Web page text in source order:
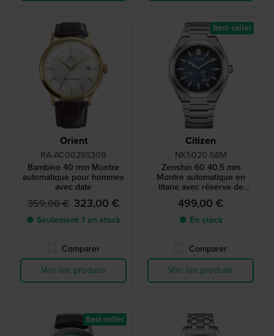
Orient
RA-AC0028S30B
Bambino 40 mm Montre
automatique pour hommes
avec date
359,00 € 323,00 €
● Seulement 1 en stock
Comparer
Voir les produits
Citizen
NK5020-58M
Zenshin 60 40.5 mm
Montre automatique en
titane avec réserve de
marche de 60 heures
499,00 €
● En stock
Comparer
Voir les produits
Best-seller
Best-seller